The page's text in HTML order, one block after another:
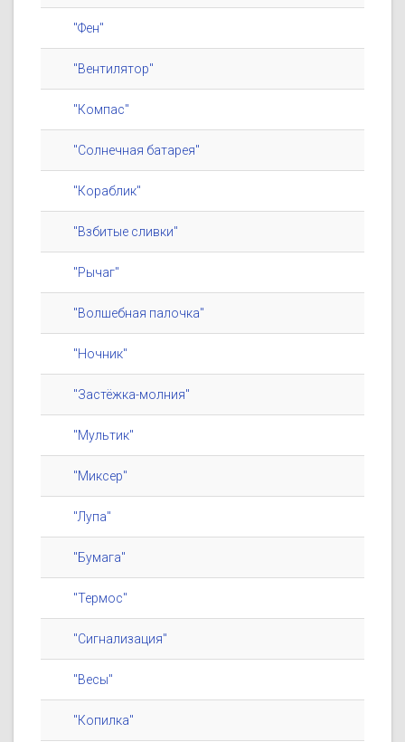
"Фен"
"Вентилятор"
"Компас"
"Солнечная батарея"
"Кораблик"
"Взбитые сливки"
"Рычаг"
"Волшебная палочка"
"Ночник"
"Застёжка-молния"
"Мультик"
"Миксер"
"Лупа"
"Бумага"
"Термос"
"Сигнализация"
"Весы"
"Копилка"